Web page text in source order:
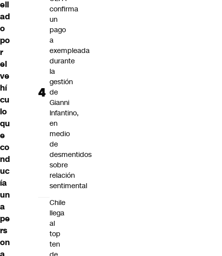
ell
ad
o
po
r
el
ve
hí
cu
lo
qu
e
co
nd
uc
ía
un
a
pe
rs
on
confirma
un
pago
a
exempleada
durante
la
gestión
de
Gianni
Infantino,
en
medio
de
desmentidos
sobre
relación
sentimental
Chile
llega
al
top
ten